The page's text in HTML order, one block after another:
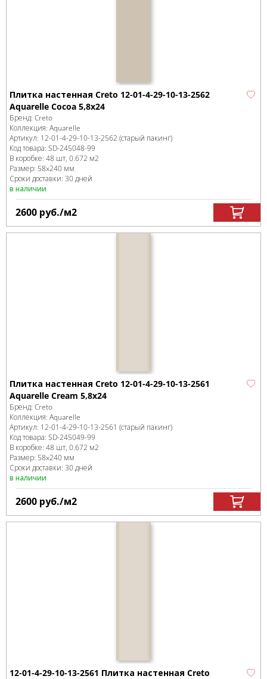
Плитка настенная Creto 12-01-4-29-10-13-2562
Aquarelle Cocoa 5,8х24
Бренд: Creto
Коллекция: Aquarelle
Артикул: 12-01-4-29-10-13-2562 (старый пакинг)
Код товара: SD-245048-99
В коробке: 48 шт, 0.672 м2
Размер: 58x240 мм
Сроки доставки: 30 дней
в наличии
2600 руб./м2
Плитка настенная Creto 12-01-4-29-10-13-2561
Aquarelle Cream 5,8х24
Бренд: Creto
Коллекция: Aquarelle
Артикул: 12-01-4-29-10-13-2561 (старый пакинг)
Код товара: SD-245049-99
В коробке: 48 шт, 0.672 м2
Размер: 58x240 мм
Сроки доставки: 30 дней
в наличии
2600 руб./м2
12-01-4-29-10-13-2561 Плитка настенная Creto